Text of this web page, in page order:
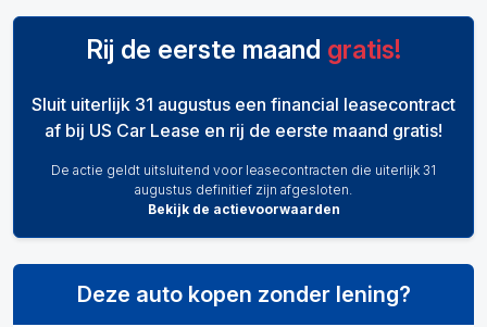
Rij de eerste maand gratis!
Sluit uiterlijk 31 augustus een financial leasecontract
af bij US Car Lease en rij de eerste maand gratis!
De actie geldt uitsluitend voor leasecontracten die uiterlijk 31
augustus definitief zijn afgesloten.
Bekijk de actievoorwaarden
Deze auto kopen zonder lening?